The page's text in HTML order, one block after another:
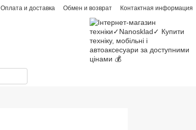
Оплата и доставка Обмен и возврат Контактная информация